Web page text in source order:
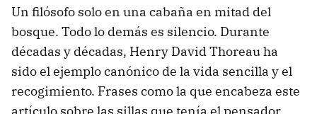
Un filósofo solo en una cabaña en mitad del
bosque. Todo lo demás es silencio. Durante
décadas y décadas, Henry David Thoreau ha
sido el ejemplo canónico de la vida sencilla y el
recogimiento. Frases como la que encabeza este